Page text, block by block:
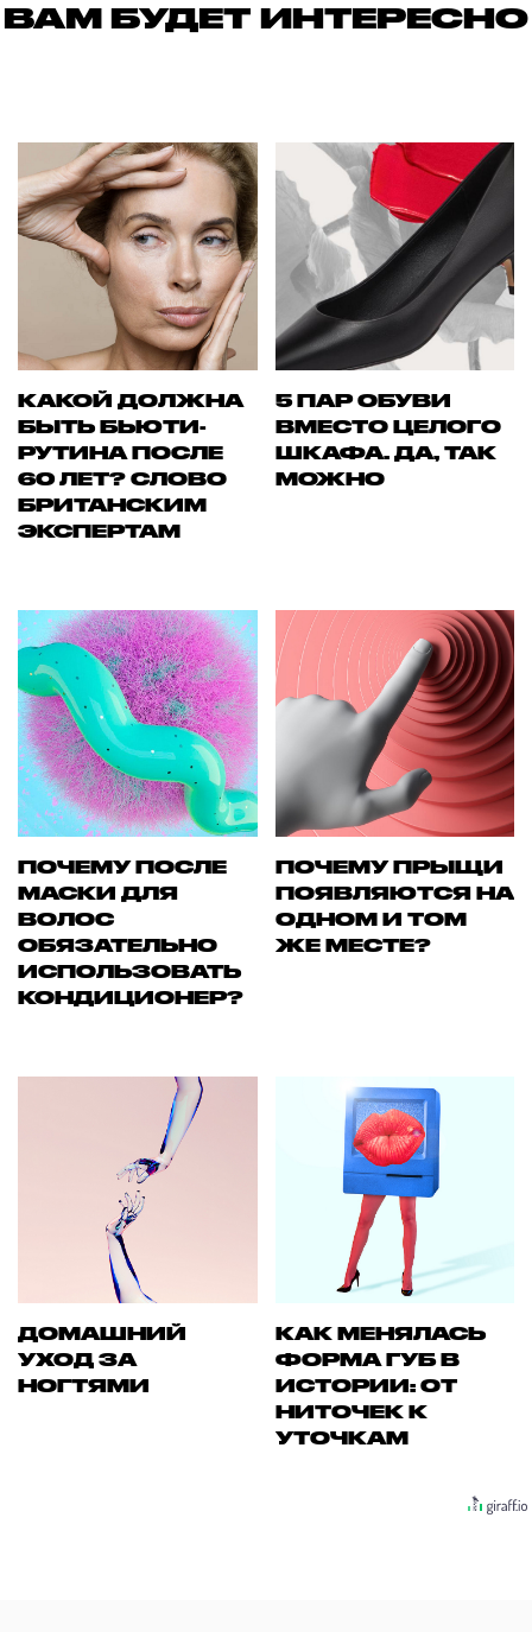
ВАМ БУДЕТ ИНТЕРЕСНО
КАКОЙ ДОЛЖНА
БЫТЬ БЬЮТИ-
РУТИНА ПОСЛЕ
60 ЛЕТ? СЛОВО
БРИТАНСКИМ
ЭКСПЕРТАМ
5 ПАР ОБУВИ
ВМЕСТО ЦЕЛОГО
ШКАФА. ДА, ТАК
МОЖНО
ПОЧЕМУ ПОСЛЕ
МАСКИ ДЛЯ
ВОЛОС
ОБЯЗАТЕЛЬНО
ИСПОЛЬЗОВАТЬ
КОНДИЦИОНЕР?
ПОЧЕМУ ПРЫЩИ
ПОЯВЛЯЮТСЯ НА
ОДНОМ И ТОМ
ЖЕ МЕСТЕ?
ДОМАШНИЙ
УХОД ЗА
НОГТЯМИ
КАК МЕНЯЛАСЬ
ФОРМА ГУБ В
ИСТОРИИ: ОТ
НИТОЧЕК К
УТОЧКАМ